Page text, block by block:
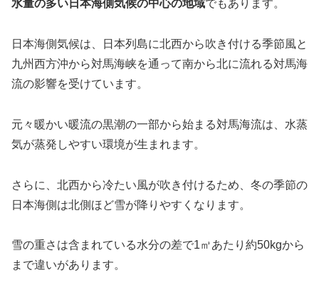
水量の多い日本海側気候の中心の地域でもあります。
日本海側気候は、日本列島に北西から吹き付ける季節風と
九州西方沖から対馬海峡を通って南から北に流れる対馬海
流の影響を受けています。
元々暖かい暖流の黒潮の一部から始まる対馬海流は、水蒸
気が蒸発しやすい環境が生まれます。
さらに、北西から冷たい風が吹き付けるため、冬の季節の
日本海側は北側ほど雪が降りやすくなります。
雪の重さは含まれている水分の差で1㎥あたり約50kgから
まで違いがあります。